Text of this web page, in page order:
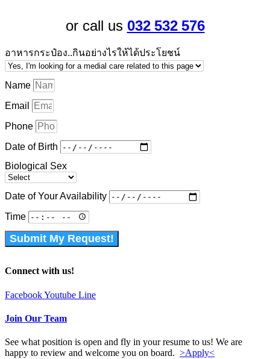
or call us 032 532 576
อาหารกระป๋อง..กินอย่างไรให้ได้ประโยชน์
Name
Email
Phone
Date of Birth
Biological Sex
Date of Your Availability
Time
Submit My Request!
Connect with us!
FacebookYoutube Line
Join Our Team
See what position is open and fly in your resume to us! We are
happy to review and welcome you on board. >Apply<